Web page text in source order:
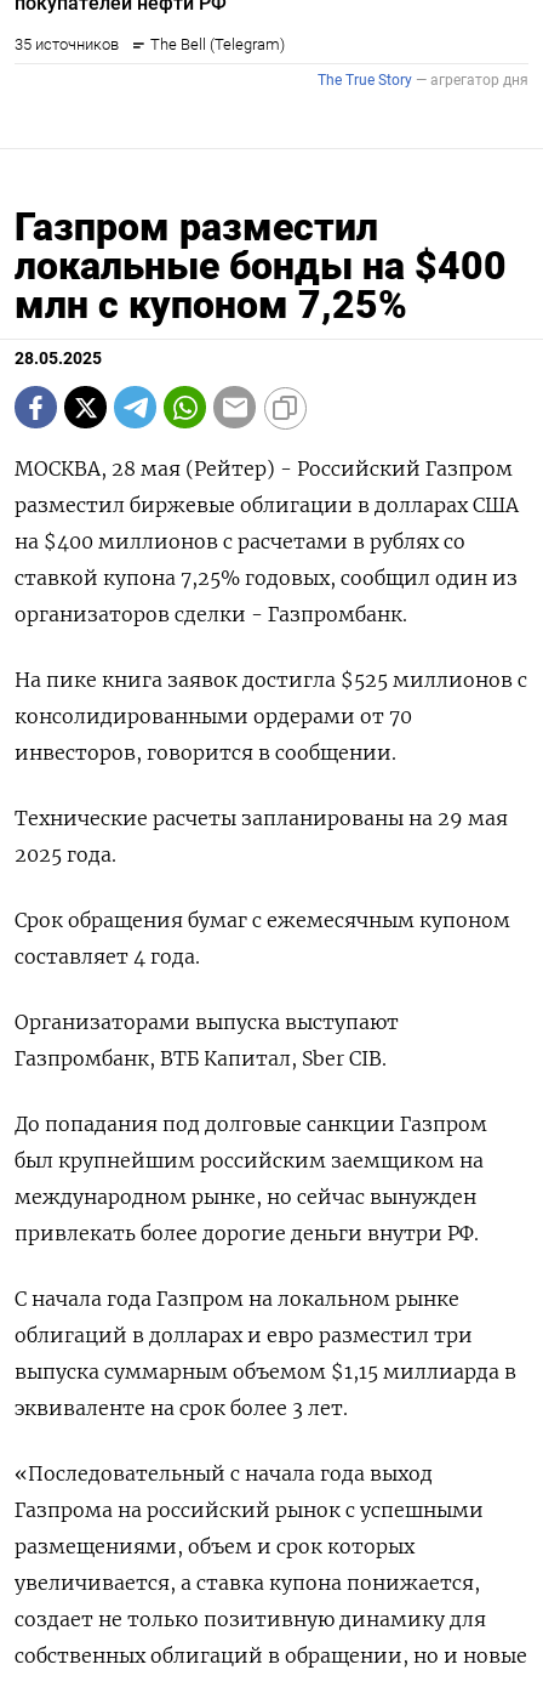
Газпром разместил
локальные бонды на $400
млн с купоном 7,25%
28.05.2025
МОСКВА, 28 мая (Рейтер) - Российский Газпром
разместил биржевые облигации в долларах США
на $400 миллионов с расчетами в рублях со
ставкой купона 7,25% годовых, сообщил один из
организаторов сделки - Газпромбанк.
На пике книга заявок достигла $525 миллионов с
консолидированными ордерами от 70
инвесторов, говорится в сообщении.
Технические расчеты запланированы на 29 мая
2025 года.
Срок обращения бумаг с ежемесячным купоном
составляет 4 года.
Организаторами выпуска выступают
Газпромбанк, ВТБ Капитал, Sber CIB.
До попадания под долговые санкции Газпром
был крупнейшим российским заемщиком на
международном рынке, но сейчас вынужден
привлекать более дорогие деньги внутри РФ.
С начала года Газпром на локальном рынке
облигаций в долларах и евро разместил три
выпуска суммарным объемом $1,15 миллиарда в
эквиваленте на срок более 3 лет.
«Последовательный с начала года выход
Газпрома на российский рынок с успешными
размещениями, объем и срок которых
увеличивается, а ставка купона понижается,
создает не только позитивную динамику для
собственных облигаций в обращении, но и новые